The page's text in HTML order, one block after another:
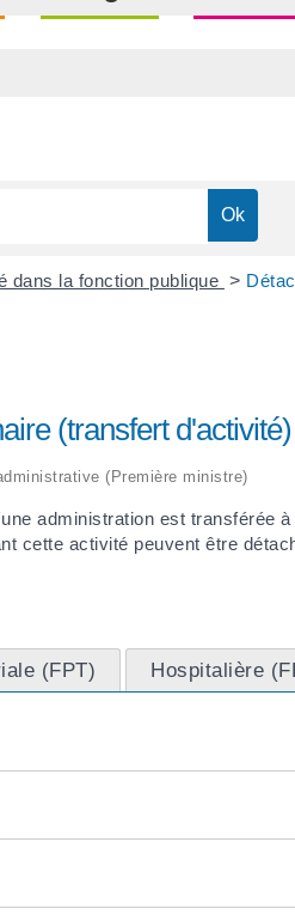
dans la fonction publique >
(transfert d'activité)
(Première ministre)
administration est transférée
cette activité peuvent être
(FPT) Hospitalière